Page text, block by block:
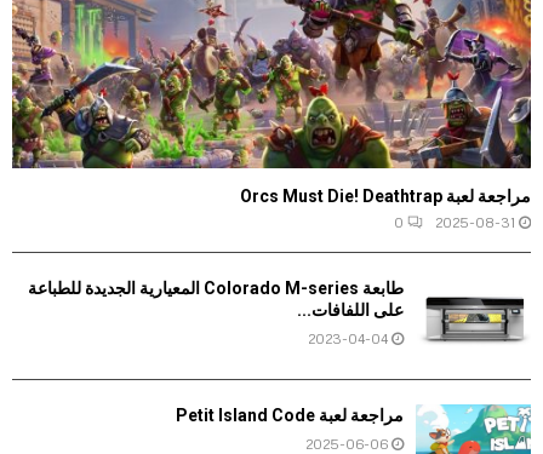
مراجعة لعبة Orcs Must Die! Deathtrap
2025-08-31
0
طابعة Colorado M-series المعيارية الجديدة للطباعة
على اللفافات...
2023-04-04
مراجعة لعبة Petit Island Code
2025-06-06